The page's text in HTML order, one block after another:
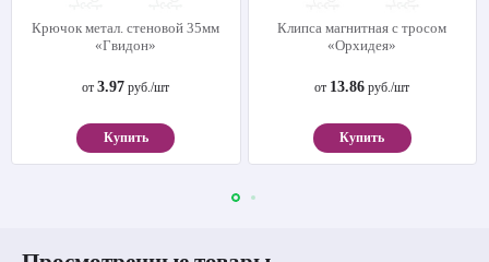
Крючок метал. стеновой 35мм
«Гвидон»
от3.97 руб./шт
Купить
Клипса магнитная с тросом
«Орхидея»
от 13.86 руб./шт
Купить